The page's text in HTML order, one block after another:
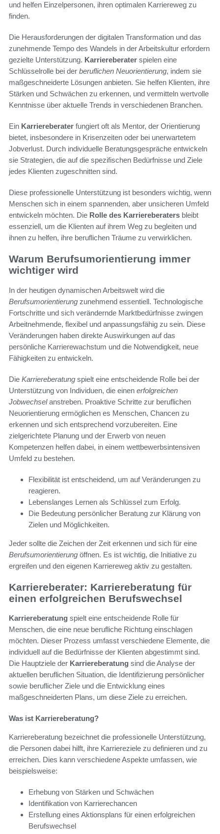
und helfen Einzelpersonen, ihren optimalen Karriereweg zu
finden.
Die Herausforderungen der digitalen Transformation und das
zunehmende Tempo des Wandels in der Arbeitskultur erfordern
gezielte Unterstützung. Karriereberater spielen eine
Schlüsselrolle bei der beruflichen Neuorientierung, indem sie
maßgeschneiderte Lösungen anbieten. Sie helfen Klienten, ihre
Stärken und Schwächen zu erkennen, und vermitteln wertvolle
Kenntnisse über aktuelle Trends in verschiedenen Branchen.
Ein Karriereberater fungiert oft als Mentor, der Orientierung
bietet, insbesondere in Krisenzeiten oder bei unerwartetem
Jobverlust. Durch individuelle Beratungsgespräche entwickeln
sie Strategien, die auf die spezifischen Bedürfnisse und Ziele
jedes Klienten zugeschnitten sind.
Diese professionelle Unterstützung ist besonders wichtig, wenn
Menschen sich in einem spannenden, aber unsicheren Umfeld
entwickeln möchten. Die Rolle des Karriereberaters bleibt
essenziell, um die Klienten auf ihrem Weg zu begleiten und
ihnen zu helfen, ihre beruflichen Träume zu verwirklichen.
Warum Berufsumorientierung immer
wichtiger wird
In der heutigen dynamischen Arbeitswelt wird die
Berufsumorientierung zunehmend essentiell. Technologische
Fortschritte und sich verändernde Marktbedürfnisse zwingen
Arbeitnehmende, flexibel und anpassungsfähig zu sein. Diese
Veränderungen haben direkte Auswirkungen auf das
persönliche Karrierewachstum und die Notwendigkeit, neue
Fähigkeiten zu entwickeln.
Die Karriereberatung spielt eine entscheidende Rolle bei der
Unterstützung von Individuen, die einen erfolgreichen
Jobwechselanstreben. Proaktive Schritte zur beruflichen
Neuorientierung ermöglichen es Menschen, Chancen zu
erkennen und sich entsprechend vorzubereiten. Eine
zielgerichtete Planung und der Erwerb von neuen
Kompetenzen helfen dabei, in einem wettbewerbsintensiven
Umfeld zu bestehen.
Flexibilität ist entscheidend, um auf Veränderungen zu
reagieren.
Lebenslanges Lernen als Schlüssel zum Erfolg.
Die Bedeutung persönlicher Beratung zur Klärung von
Zielen und Möglichkeiten.
Jeder sollte die Zeichen der Zeit erkennen und sich für eine
Berufsumorientierung öffnen. Es ist wichtig, die Initiative zu
ergreifen und den eigenen Karriereweg aktiv zu gestalten.
Karriereberater: Karriereberatung für
einen erfolgreichen Berufswechsel
Karriereberatung spielt eine entscheidende Rolle für
Menschen, die eine neue berufliche Richtung einschlagen
möchten. Dieser Prozess umfasst verschiedene Elemente, die
individuell auf die Bedürfnisse der Klienten abgestimmt sind.
Die Hauptziele der Karriereberatung sind die Analyse der
aktuellen beruflichen Situation, die Identifizierung persönlicher
sowie beruflicher Ziele und die Entwicklung eines
maßgeschneiderten Plans, um diese Ziele zu erreichen.
Was ist Karriereberatung?
Karriereberatung bezeichnet die professionelle Unterstützung,
die Personen dabei hilft, ihre Karriereziele zu definieren und zu
erreichen. Dies kann verschiedene Aspekte umfassen, wie
beispielsweise:
Erhebung von Stärken und Schwächen
Identifikation von Karrierechancen
Erstellung eines Aktionsplans für einen erfolgreichen
Berufswechsel